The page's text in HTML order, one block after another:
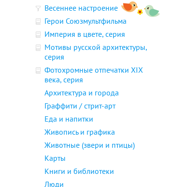
Весеннее настроение
Герои Союзмультфильма
Империя в цвете, серия
Мотивы русской архитектуры,
серия
Фотохромные отпечатки XIX
века, серия
Архитектура и города
Граффити / стрит-арт
Еда и напитки
Живопись и графика
Животные (звери и птицы)
Карты
Книги и библиотеки
Люди